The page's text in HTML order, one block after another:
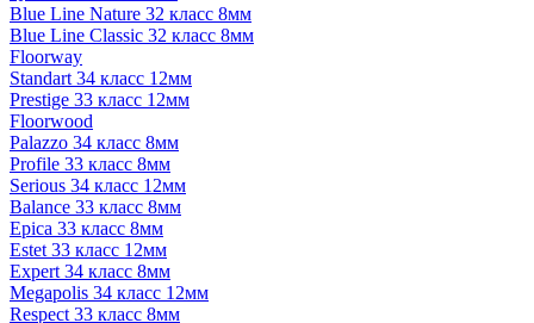
Blue Line Nature 32 класс 8мм
Blue Line Classic 32 класс 8мм
Floorway
Standart 34 класс 12мм
Prestige 33 класс 12мм
Floorwood
Palazzo 34 класс 8мм
Profile 33 класс 8мм
Serious 34 класс 12мм
Balance 33 класс 8мм
Epica 33 класс 8мм
Estet 33 класс 12мм
Expert 34 класс 8мм
Megapolis 34 класс 12мм
Respect 33 класс 8мм